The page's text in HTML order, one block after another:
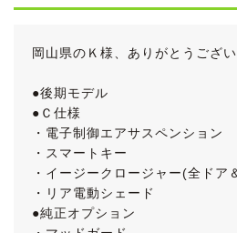
岡山県のＫ様、ありがとうござい
●後期モデル
●Ｃ仕様
・電子制御エアサスペンション
・スマートキー
・イージークロージャー(全ドア
・リア電動シェード
●純正オプション